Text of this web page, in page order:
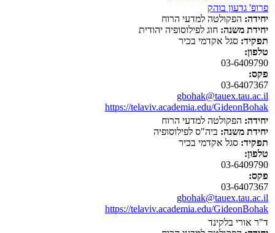
פרופ' גדעון בוהק
יחידה: הפקולטה למדעי הרוח
יחידת משנה: חוג לפילוסופיה יהודית
תפקיד: סגל אקדמי בכיר
טלפון:
03-6409790
פקס:
03-6407367
gbohak@tauex.tau.ac.il
https://telaviv.academia.edu/GideonBohak
יחידה: הפקולטה למדעי הרוח
יחידת משנה: ביה"ס לפילוסופיה
תפקיד: סגל אקדמי בכיר
טלפון:
03-6409790
פקס:
03-6407367
gbohak@tauex.tau.ac.il
https://telaviv.academia.edu/GideonBohak
ד"ר אורי בלקינד